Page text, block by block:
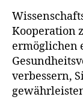
Kooperation
ermöglichen
verbessern,